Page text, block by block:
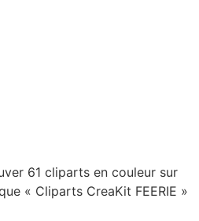
61 cliparts en couleur sur
« Cliparts CreaKit FEERIE »